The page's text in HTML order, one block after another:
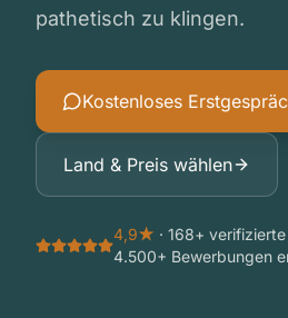
pathetisch zu klingen.
Kostenloses
Land & Preis wählen
4,9★ · 168+
4.500+ Bewerbungen